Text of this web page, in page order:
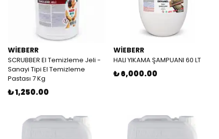
WİEBERR
SCRUBBER El Temizleme Jeli -
Sanayi Tipi El Temizleme
Pastası 7 Kg
₺ 1,250.00
WİEBERR
HALI YIKAMA ŞAMPUANI 60 LT
₺ 6,000.00